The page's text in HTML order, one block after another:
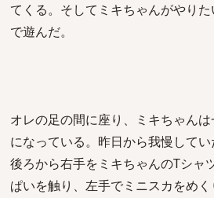
てくる。そしてミキちゃんがやり
で遊んだ。
オレの足の間に座り、ミキちゃん
になっている。昨日から我慢してい
後ろから右手をミキちゃんのTシャ
ぱいを触り、左手でミニスカをめ